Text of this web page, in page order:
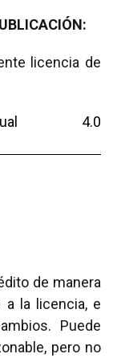
licencia de
4.0
de manera
a la licencia, e
Puede
pero no